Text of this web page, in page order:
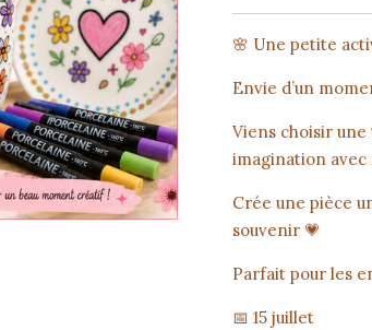
🌸 Une petite
Envie d’un
Viens choisir une
imagination avec
Crée une pièce
souvenir 💗
Parfait pour les
📅 15 juillet